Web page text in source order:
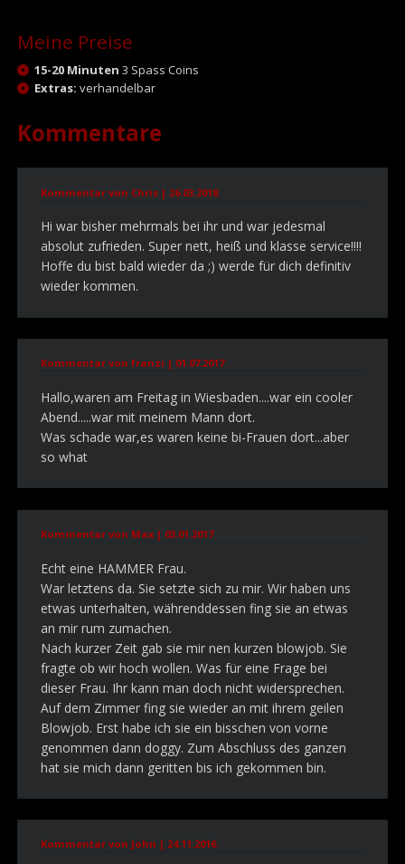
Meine Preise
15-20 Minuten 3 Spass Coins
Extras: verhandelbar
Kommentare
Kommentar von Chris | 26.03.2018
Hi war bisher mehrmals bei ihr und war jedesmal
absolut zufrieden. Super nett, heiß und klasse service!!!!
Hoffe du bist bald wieder da ;) werde für dich definitiv
wieder kommen.
Kommentar von franzi | 01.07.2017
Hallo,waren am Freitag in Wiesbaden....war ein cooler
Abend.....war mit meinem Mann dort.
Was schade war,es waren keine bi-Frauen dort...aber
so what
Kommentar von Max | 03.01.2017
Echt eine HAMMER Frau.
War letztens da. Sie setzte sich zu mir. Wir haben uns
etwas unterhalten, währenddessen fing sie an etwas
an mir rum zumachen.
Nach kurzer Zeit gab sie mir nen kurzen blowjob. Sie
fragte ob wir hoch wollen. Was für eine Frage bei
dieser Frau. Ihr kann man doch nicht widersprechen.
Auf dem Zimmer fing sie wieder an mit ihrem geilen
Blowjob. Erst habe ich sie ein bisschen von vorne
genommen dann doggy. Zum Abschluss des ganzen
hat sie mich dann geritten bis ich gekommen bin.
Kommentar von John | 24.11.2016